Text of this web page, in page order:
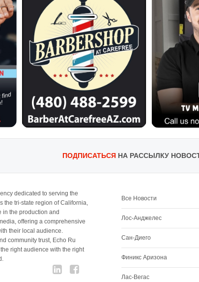
ПОДПИСАТЬСЯНА РАССЫЛКУ
dedicated to serving the
the tri-state region of California,
in the production and
offering a comprehensive
their local audience.
community trust, Echo Ru
right audience with the right
Все Новости
Лос-Анджелес
Сан-Диего
Финикс Аризона
Лас-Вегас